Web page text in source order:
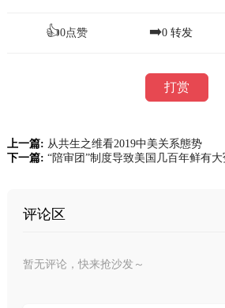
👍0点赞 ➡️0 转发
打赏
上一篇: 从共生之维看2019中美关系態势
下一篇: “陪审团”制度导致美国几百年鲜有大
评论区
暂无评论，快来抢沙发～